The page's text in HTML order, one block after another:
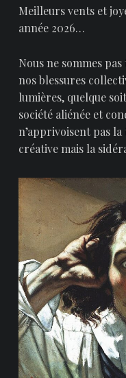
Meilleurs vents et
année 2026…
Nous ne sommes
nos blessures
lumières, quelque
société aliénée et
n’apprivoisent pas
créative mais la